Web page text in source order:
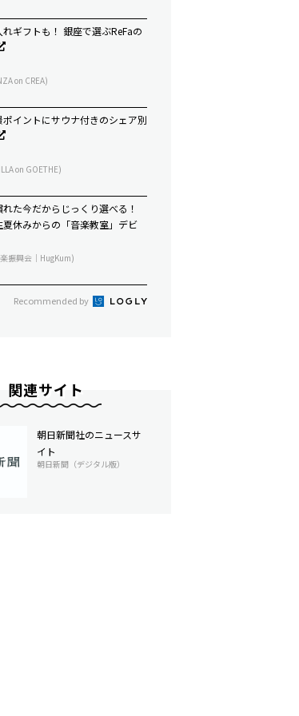
ギフトも！ 銀座で選ぶReFaの
on CREA)
イントにサウナ付きのシェア別
on GOETHE)
た今だからじっくり選べる！
夏休みからの「音楽教室」デビ
振興会｜HugKum)
Recommended by
関連サイト
朝日新聞社のニュースサ
イト
朝日新聞（デジタル版）